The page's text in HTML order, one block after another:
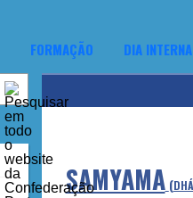
FORMAÇÃO DIA
SAMYAMA (